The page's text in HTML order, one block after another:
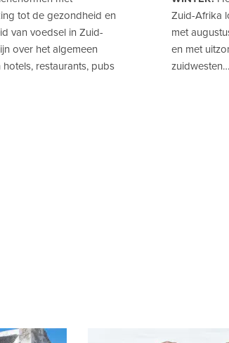
tot de gezondheid en
van voedsel in Zuid-
over het algemeen
restaurants, pubs
Zuid-Afrika
met
en met
zuidwesten…